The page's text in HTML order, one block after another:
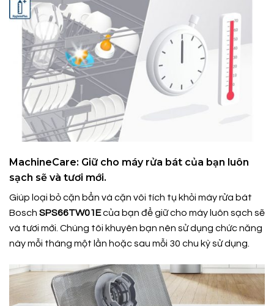
MachineCare: Giữ cho máy rửa bát của bạn luôn
sạch sẽ và tươi mới.
Giúp loại bỏ cặn bẩn và cặn vôi tích tụ khỏi máy rửa bát
Bosch SPS66TW01Ecủa bạn để giữ cho máy luôn sạch sẽ
và tươi mới. Chúng tôi khuyên bạn nên sử dụng chức năng
này mỗi tháng một lần hoặc sau mỗi 30 chu kỳ sử dụng.